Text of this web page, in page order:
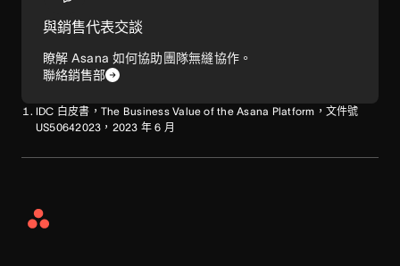
與銷售代表交談
瞭解 Asana 如何協助團隊無縫協作。
聯絡銷售部
IDC 白皮書，The Business Value of the Asana Platform，文件號
US50642023，2023 年 6 月
Asana